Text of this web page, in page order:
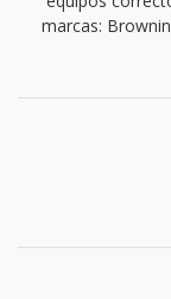
marcas: